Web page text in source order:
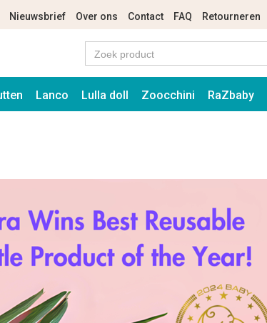
Nieuwsbrief Over ons Contact FAQ Retourneren
Lanco Lulla doll Zoocchini RaZbaby